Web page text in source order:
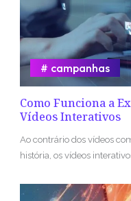
Como Funciona a
Vídeos Interativos
campanhas
Ao contrário dos vídeos
história, os vídeos